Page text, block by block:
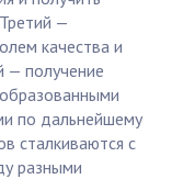
—
качества и
— получение
по дальнейшему
сталкиваются с
разными